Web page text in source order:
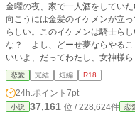
金曜の夜、家で一人酒をしてい
向こうには金髪のイケメンが立
らしい。このイケメンは騎士ら
な？ よし、どーせ夢ならやる
いいよ、だってわたし、女神様らしいし！ ※ムーンライトノ
開しています
恋愛 完結 短編 R18
24h.ポイント 7pt
小説 37,161 位 / 228,624件 恋